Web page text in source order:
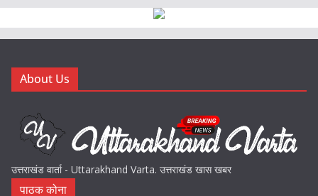
About Us
उत्तराखंड वार्ता - Uttarakhand Varta. उत्तराखंड खास खबर
पाठक कोना